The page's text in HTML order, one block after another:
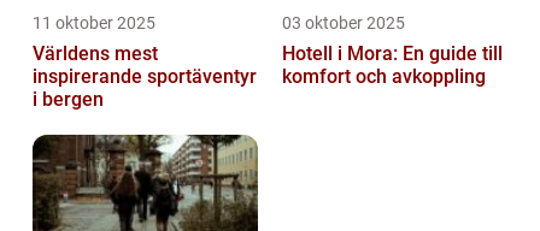
11 oktober 2025
Världens mest
inspirerande sportäventyr
i bergen
03 oktober 2025
Hotell i Mora: En guide till
komfort och avkoppling